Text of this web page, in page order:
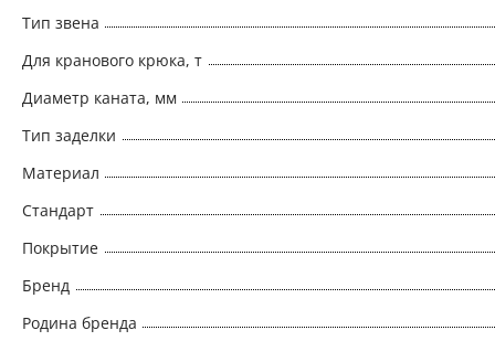
Тип звена
Для кранового крюка, т
Диаметр каната, мм
Тип заделки
Материал
Стандарт
Покрытие
Бренд
Родина бренда